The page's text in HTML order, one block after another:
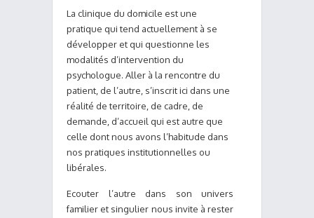
La clinique du domicile est une
pratique qui tend actuellement à se
développer et qui questionne les
modalités d’intervention du
psychologue. Aller à la rencontre du
patient, de l’autre, s’inscrit ici dans une
réalité de territoire, de cadre, de
demande, d’accueil qui est autre que
celle dont nous avons l’habitude dans
nos pratiques institutionnelles ou
libérales.
Ecouter l’autre dans son univers
familier et singulier nous invite à rester